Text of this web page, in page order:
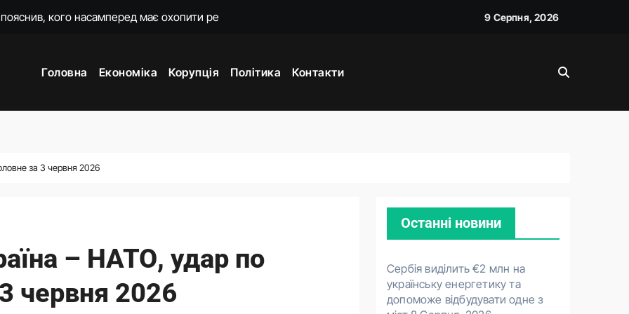
з Вучичем
наступ Росії на фронті у глухий кут
9 Серпня, 2026
Головна Економіка Корупція Політика Контакти
за 3 червня 2026
– НАТО, удар по
червня 2026
Останні новини
Сербія виділить €2 млн на
українську енергетику та
допоможе відбудувати одне з